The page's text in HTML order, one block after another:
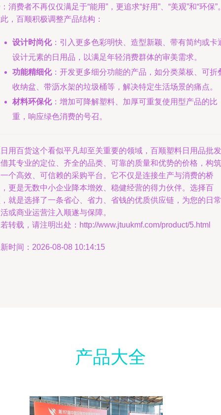
消费者不再仅仅满足于“能用”，更追求“好用”、“美观”和“环保”
，百顺积极调整产品结构：
设计时尚化：引入更多色彩明快、造型新颖、带有简约或卡
设计元素的日用品，以满足年轻消费群体的审美需求。
功能精细化：开发更多细分功能的产品，如分类菜板、可折
收纳盆、带沥水架的垃圾桶等，解决特定生活场景的痛点。
材料环保化：增加可降解塑料、加厚可重复使用型产品的比
重，响应绿色消费的号召。
用百货这个看似平凡却至关重要的领域，百顺塑料日用品批发
其专业的定位、齐全的品类、可靠的质量和优势的价格，构筑
个高效、可信赖的采购平台。它不仅是连接生产与消费的桥
更是无数中小企业降本增效、稳健经营的得力伙伴。选择百
就是选择了一条省心、省力、省钱的优质供应链，为您的日常
或商业运营注入顺遂与保障。
转载，请注明出处：http://www.jtuukmf.com/product/5.html
时间：2026-08-08 10:14:15
产品大全